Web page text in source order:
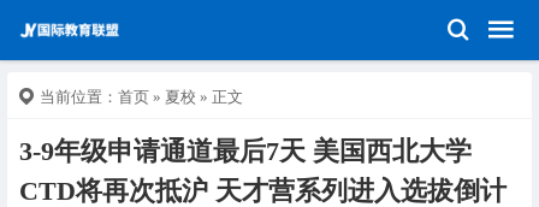
当前位置： 首页 » 夏校 » 正文
3-9年级申请通道最后7天 美国西北大学
CTD将再次抵沪 天才营系列进入选拔倒计